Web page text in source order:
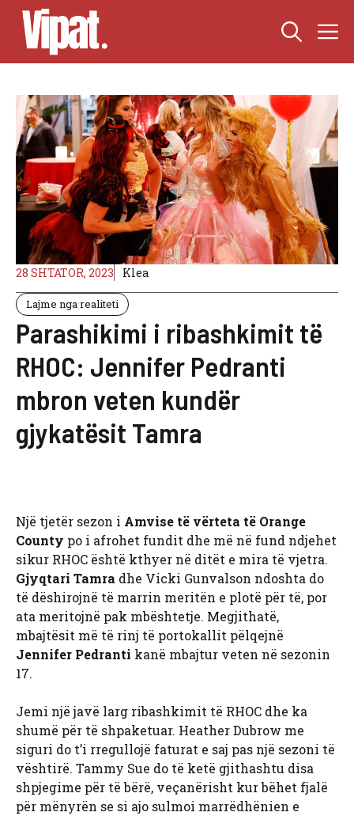
Skip
content
28 SHTATOR, 2023 Klea
Lajme nga realiteti
Parashikimi i ribashkimit të
RHOC: Jennifer Pedranti
mbron veten kundër
gjykatësit Tamra
Një tjetër sezon i Amvise të vërteta të Orange
County po i afrohet fundit dhe më në fund ndjehet
sikur RHOC është kthyer në ditët e mira të vjetra.
Gjyqtari Tamra dhe Vicki Gunvalson ndoshta do
të dëshirojnë të marrin meritën e plotë për të, por
ata meritojnë pak mbështetje. Megjithatë,
mbajtësit më të rinj të portokallit pëlqejnë
Jennifer Pedranti kanë mbajtur veten në sezonin
17.
Jemi një javë larg ribashkimit të RHOC dhe ka
shumë për të shpaketuar. Heather Dubrow me
siguri do t’i rregullojë faturat e saj pas një sezoni të
vështirë. Tammy Sue do të ketë gjithashtu disa
shpjegime për të bërë, veçanërisht kur bëhet fjalë
për mënyrën se si ajo sulmoi marrëdhënien e